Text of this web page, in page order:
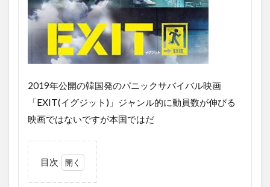
2019年公開の韓国発のパニックサバイバル映画
「EXIT(イグジット)」ジャンル的に動員数が伸びる
映画ではないですが本国ではだ
目次